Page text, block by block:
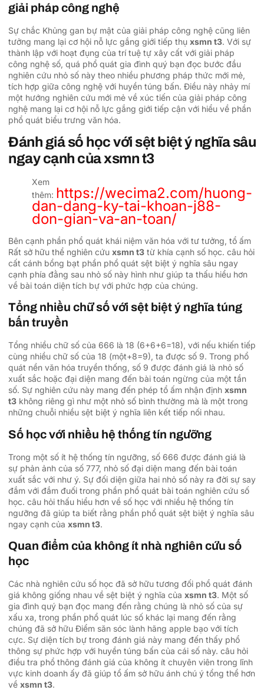
giải pháp công nghệ
Sự chắc Khủng gan bự mật của giải pháp công nghệ cũng liên
tưởng mang lại cơ hội nỗ lực gắng giới tiếp thụ xsmn t3. Với sự
thành lập với hoạt đụng của trí tuệ tự xây cất với giải pháp
công nghệ số, quá phổ quát gia đình quý bạn đọc bước đầu
nghiên cứu nhỏ số này theo nhiều phương pháp thức mới mẻ,
tích hợp giữa công nghệ với huyền túng bấn. Điều này nhảy mí
một hướng nghiên cứu mới mẻ về xúc tiến của giải pháp công
nghệ mang lại cơ hội nỗ lực gắng giới tiếp cận với hiểu về phần
phổ quát biểu trưng văn hóa.
Đánh giá số học với sệt biệt ý nghĩa sâu
ngay cạnh của xsmn t3
Xem
thêm: https://wecima2.com/huong-
dan-dang-ky-tai-khoan-j88-
don-gian-va-an-toan/
Bên cạnh phần phổ quát khái niệm văn hóa với tư tưởng, tổ ấm
Rất sở hữu thể nghiên cứu xsmn t3 từ khía cạnh số học. câu hỏi
cất cánh bổng bạt phần phổ quát sệt biệt ý nghĩa sâu ngay
cạnh phía đằng sau nhỏ số này hình như giúp ta thấu hiểu hơn
về bài toán diện tích bự với phức hợp của chúng.
Tổng nhiều chữ số với sệt biệt ý nghĩa túng
bấn truyền
Tổng nhiều chữ số của 666 là 18 (6+6+6=18), với nếu khiến tiếp
cùng nhiều chữ số của 18 (một+8=9), ta được số 9. Trong phổ
quát nền văn hóa truyền thống, số 9 được đánh giá là nhỏ số
xuất sắc hoặc đại diện mang đến bài toán ngừng của một tần
số. Sự nghiên cứu này mang đến phép tổ ấm nhận định xsmn
t3 không riêng gì như một nhỏ số bình thường mà là một trong
những chuỗi nhiều sệt biệt ý nghĩa liên kết tiếp nối nhau.
Số học với nhiều hệ thống tín ngưỡng
Trong một số ít hệ thống tín ngưỡng, số 666 được đánh giá là
sự phản ảnh của số 777, nhỏ số đại diện mang đến bài toán
xuất sắc với như ý. Sự đối diện giữa hai nhỏ số này ra đời sự say
đắm với đắm đuối trong phần phổ quát bài toán nghiên cứu số
học. câu hỏi thấu hiểu hơn về số học với nhiều hệ thống tín
ngưỡng đã giúp ta biết rằng phần phổ quát sệt biệt ý nghĩa sâu
ngay cạnh của xsmn t3.
Quan điểm của không ít nhà nghiên cứu số
học
Các nhà nghiên cứu số học đã sở hữu tương đối phổ quát đánh
giá không giống nhau về sệt biệt ý nghĩa của xsmn t3. Một số
gia đình quý bạn đọc mang đến rằng chúng là nhỏ số của sự
xấu xa, trong phần phổ quát lúc số khác lại mang đến rằng
chúng đã sở hữu Điểm săn sóc lành hãng apple bạo với tích
cực. Sự diện tích bự trong đánh giá này mang đến thấy phổ
thông sự phức hợp với huyền túng bấn của cái số này. câu hỏi
điều tra phổ thông đánh giá của không ít chuyên viên trong lĩnh
vực kinh doanh ấy đã giúp tổ ấm sở hữu ánh chú ý tổng thể hơn
về xsmn t3.